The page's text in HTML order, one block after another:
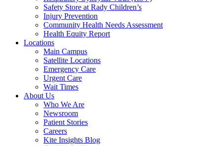
Safety Store at Rady Children’s
Injury Prevention
Community Health Needs Assessment
Health Equity Report
Locations
Main Campus
Satellite Locations
Emergency Care
Urgent Care
Wait Times
About Us
Who We Are
Newsroom
Patient Stories
Careers
Kite Insights Blog